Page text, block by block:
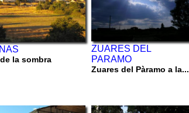
la sombra
ZUARES DEL
PARAMO
Zuares del Pàramo a la...